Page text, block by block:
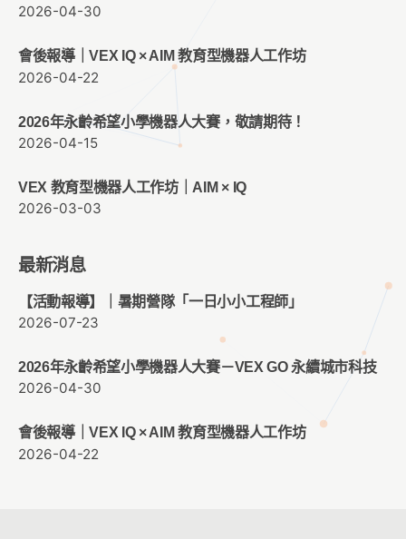
2026-04-30
會後報導｜VEX IQ × AIM 教育型機器人工作坊
2026-04-22
2026年永齡希望小學機器人大賽，敬請期待！
2026-04-15
VEX 教育型機器人工作坊｜AIM × IQ
2026-03-03
最新消息
【活動報導】｜暑期營隊「一日小小工程師」
2026-07-23
2026年永齡希望小學機器人大賽－VEX GO 永續城市科技
2026-04-30
會後報導｜VEX IQ × AIM 教育型機器人工作坊
2026-04-22